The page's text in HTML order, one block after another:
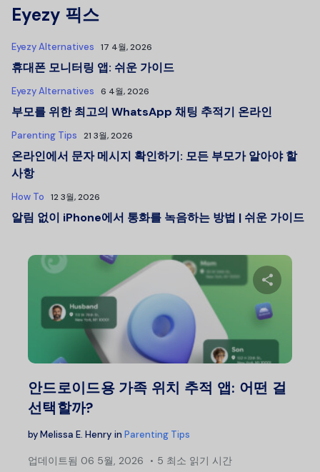
Eyezy 픽스
Eyezy Alternatives 17 4월, 2026
휴대폰 모니터링 앱: 쉬운 가이드
Eyezy Alternatives 6 4월, 2026
부모를 위한 최고의 WhatsApp 채팅 추적기 온라인
Parenting Tips 21 3월, 2026
온라인에서 문자 메시지 확인하기: 모든 부모가 알아야 할
사항
How To 12 3월, 2026
알림 없이 iPhone에서 통화를 녹음하는 방법 | 쉬운 가이드
이 글
안드로이드용 가족 위치 추적 앱: 어떤 걸
선택할까?
byMelissa E. Henry in Parenting Tips
업데이트됨 06 5월, 2026 5 최소 읽기 시간